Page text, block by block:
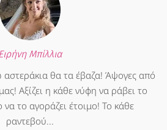
Ειρήνη Μπίλλια
θα τα έβαζα! Άψογες από
Αξίζει η κάθε νύφη να ράβει το
το αγοράζει έτοιμο! Το κάθε
ραντεβού...